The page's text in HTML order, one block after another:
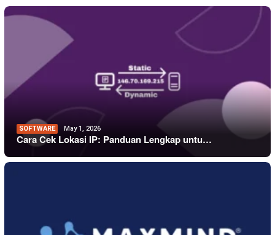
SOFTWARE May 1, 2026
Cara Cek Lokasi IP: Panduan Lengkap untu…